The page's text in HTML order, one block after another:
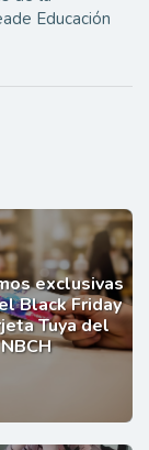
Educación
exclusivas
Black Friday
Tuya del
NBCH